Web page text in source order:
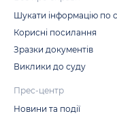
Шукати інформацію по
Корисні посилання
Зразки документів
Виклики до суду
Прес-центр
Новини та події